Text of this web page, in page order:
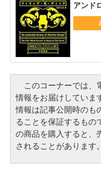
アンド
このコーナーでは、
情報をお届けしていま
情報は記事公開時のも
ることを保証するもの
の商品を購入すると、
されることがあります。